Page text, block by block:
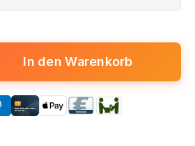
In den Warenkorb